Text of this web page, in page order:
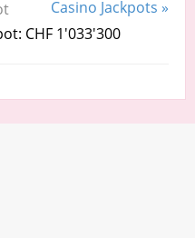
Casino Jackpots »
CHF 1'033'300